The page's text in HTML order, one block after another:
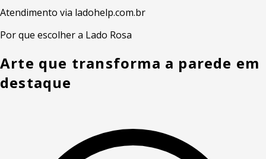
Atendimento via ladohelp.com.br
Por que escolher a Lado Rosa
Arte que transforma a parede em
destaque